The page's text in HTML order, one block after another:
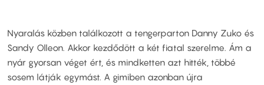
Nyaralás közben találkozott a tengerparton Danny Zuko és
Sandy Olleon. Akkor kezdődött a két fiatal szerelme. Ám a
nyár gyorsan véget ért, és mindketten azt hitték, többé
sosem látják egymást. A gimiben azonban újra